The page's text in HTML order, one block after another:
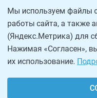
Мы используем файлы
работы сайта, а также
(Яндекс.Метрика) для
Нажимая «Согласен»,
их использование.